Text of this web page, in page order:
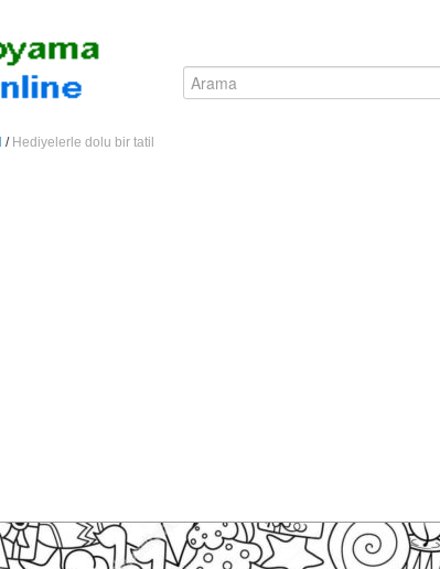
/ Hediyelerle dolu bir tatil